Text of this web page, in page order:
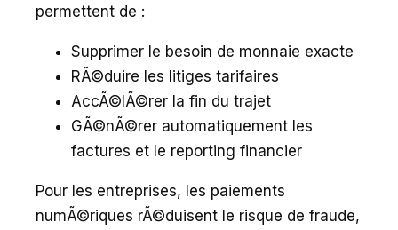
permettent de :
Supprimer le besoin de monnaie exacte
RÃ©duire les litiges tarifaires
AccÃ©lÃ©rer la fin du trajet
GÃ©nÃ©rer automatiquement les
factures et le reporting financier
Pour les entreprises, les paiements
numÃ©riques rÃ©duisent le risque de fraude,